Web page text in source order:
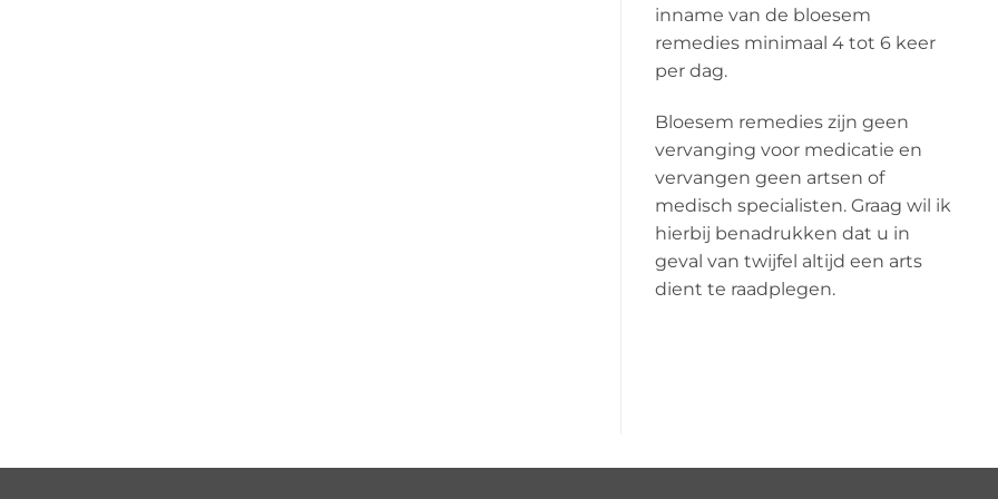
inname van de bloesem
remedies minimaal 4 tot 6 keer
per dag.
Bloesem remedies zijn geen
vervanging voor medicatie en
vervangen geen artsen of
medisch specialisten. Graag wil ik
hierbij benadrukken dat u in
geval van twijfel altijd een arts
dient te raadplegen.